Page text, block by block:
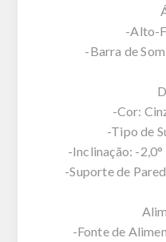
-Alto-
-Barra de
-Cor:
-Tipo de
-Inclinação: -2,0°
-Suporte de
-Fonte de